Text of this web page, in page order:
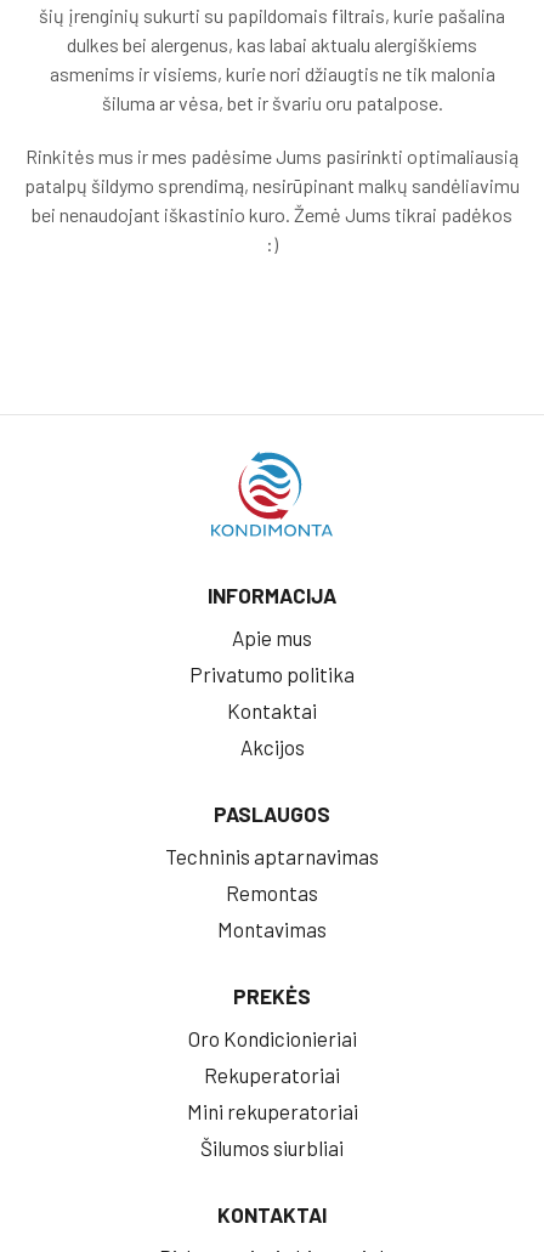
šių įrenginių sukurti su papildomais filtrais, kurie pašalina
dulkes bei alergenus, kas labai aktualu alergiškiems
asmenims ir visiems, kurie nori džiaugtis ne tik malonia
šiluma ar vėsa, bet ir švariu oru patalpose.
Rinkitės mus ir mes padėsime Jums pasirinkti optimaliausią
patalpų šildymo sprendimą, nesirūpinant malkų sandėliavimu
bei nenaudojant iškastinio kuro. Žemė Jums tikrai padėkos
:)
INFORMACIJA
Apie mus
Privatumo politika
Kontaktai
Akcijos
PASLAUGOS
Techninis aptarnavimas
Remontas
Montavimas
PREKĖS
Oro Kondicionieriai
Rekuperatoriai
Mini rekuperatoriai
Šilumos siurbliai
KONTAKTAI